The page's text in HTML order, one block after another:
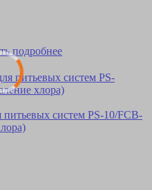
подробнее
систем PS-10/FCB-